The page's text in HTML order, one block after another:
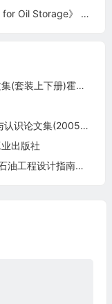
储油罐》（中英文对照版）
业出版社9787502196202
2010年)现货张英志(编者)
出版社
程设计指南第13册